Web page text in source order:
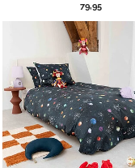
79,95